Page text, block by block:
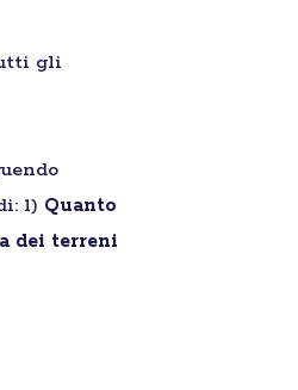
gli
1) Quanto
dei terreni